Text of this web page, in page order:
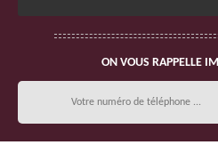
ON VOUS RAPPELLE